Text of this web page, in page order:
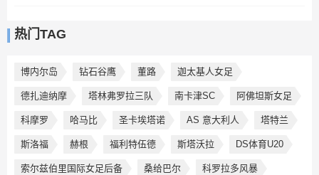
热门TAG
博内尔岛 钻石谷鹰 董路 迦太基人女足
德扎迪纳摩 塔林弗罗拉三队 南卡津SC 阿佛坦斯女足
科摩罗 哈马比 圣卡埃塔诺 AS 意大利人 塔特兰
斯洛福 赫根 福利特伍德 斯塔沃拉 DS体育U20
索尔兹伯里国际女足后备 桑给巴尔 科罗拉多风暴